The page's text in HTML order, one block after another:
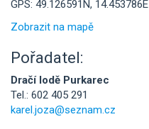
GPS: 49.126591N, 14.453786E
Zobrazit na mapě
Pořadatel:
Dračí lodě Purkarec
Tel.: 602 405 291
karel.joza@seznam.cz